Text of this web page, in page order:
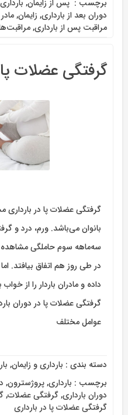
برچسب : ‌ پس از زایمان, بارداری
دوران بعد از بارداری, زایمان,
مراقبت پس از بارداری,
گرفتگی عضلات پا
گرفتگی عضلات پا در
بانوان می‌باشد. ورم، درد و
سه‌ماهه سوم حاملگی
در طی روز هم اتفاق بیافتد.
داده و مادران باردار را از
گرفتگی عضلات پا در دوران
عوامل مختلف
دسته بندی : بارداری و زایمان,
برچسب : بارداری,پروژسترون,
دوران بارداری,گرفتگی عضلات,
گرفتگی عضلات پا در بارداری